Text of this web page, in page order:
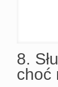
8.
choć